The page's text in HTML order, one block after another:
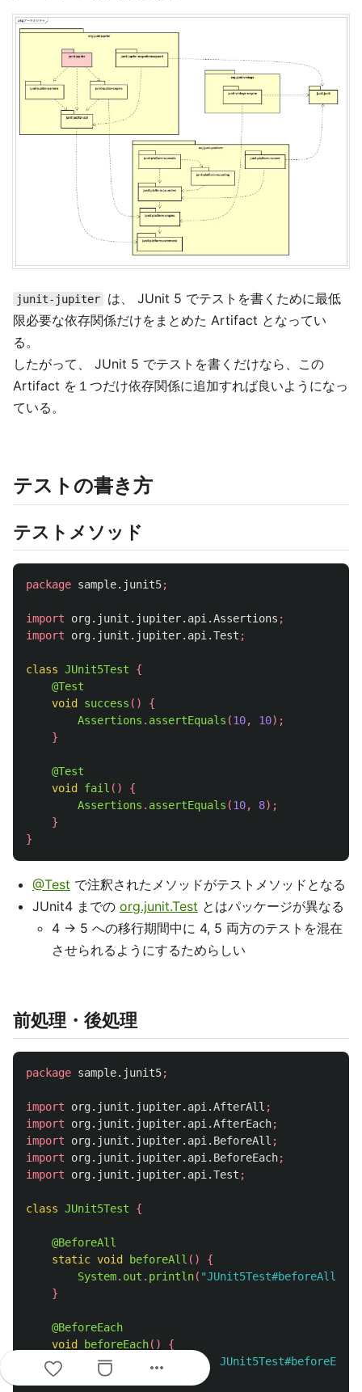
junit-jupiter
は、 JUnit 5 でテストを書くために最低
限必要な依存関係だけをまとめた Artifact となってい
る。
したがって、 JUnit 5 でテストを書くだけなら、この
Artifact を１つだけ依存関係に追加すれば良いようになっ
ている。
テストの書き方
テストメソッド
package sample.junit5;
import org.junit.jupiter.api.Assertions ;
import
org.junit.jupiter.api.Test ;
class JUnit5Test
{
@Test
void
success ()
{
Assertions . assertEquals (10, 10);
}
@Test
void
fail ()
{
Assertions . assertEquals (10, 8);
}
}
@Test で注釈されたメソッドがテストメソッドとなる
JUnit4 までの org.junit.Test とはパッケージが異なる
4 -> 5 への移行期間中に 4, 5 両方のテストを混在
させられるようにするためらしい
前処理・後処理
package sample.junit5;
import org.junit.jupiter.api.AfterAll ;
import
org.junit.jupiter.api.AfterEach;
import
org.junit.jupiter.api.BeforeAll ;
import
org.junit.jupiter.api.BeforeEach;
import
org.junit.jupiter.api.Test ;
class JUnit5Test {
@BeforeAll
static void beforeAll ()
{
System. out . println( "JUnit5Test#beforeAll()"
}
@BeforeEach
void
beforeEach()
{
System
"
}
more_horiz